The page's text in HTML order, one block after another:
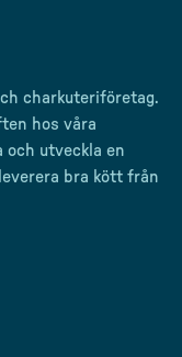
charkuteriföretag.
hos våra
och utveckla en
bra kött från